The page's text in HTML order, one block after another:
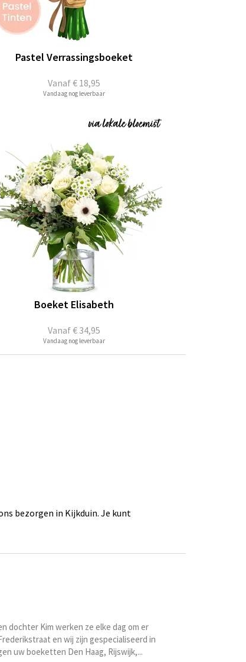
Vanaf€ 18,95
Pastel Verrassingsboeket
Vandaag nog leverbaar
Vanaf€ 34,95
Boeket Elisabeth
Vandaag nog leverbaar
bezorgen in Kijkduin. Je kunt
dochter Kim werken ze elke dag om er
en wij zijn gespecialiseerd in
uw boeketten Den Haag, Rijswijk,...